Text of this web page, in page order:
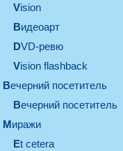
vision
видеоарт
DVD-ревю
Vision flashback
вечерний посетитель
вечерний посетитель
миражи
et cetera